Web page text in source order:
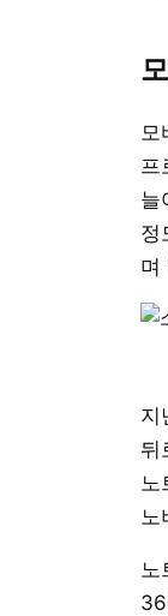
프
늘
정
며
지
뒤